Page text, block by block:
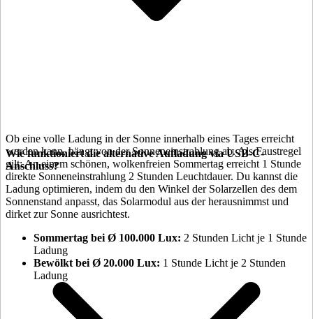
Ob eine volle Ladung in der Sonne innerhalb eines Tages erreicht
werden kann, hängt von der Sonneneinstrahlung ab. Als Faustregel
gilt: An einem schönen, wolkenfreien Sommertag erreicht 1 Stunde
direkte Sonneneinstrahlung 2 Stunden Leuchtdauer. Du kannst die
Ladung optimieren, indem du den Winkel der Solarzellen des dem
Sonnenstand anpasst, das Solarmodul aus derherausnimmst und
dirket zur Sonne ausrichtest.
Sommertag bei Ø 100.000 Lux: 2 Stunden Licht je 1 Stunde
Ladung
Bewölkt bei Ø 20.000 Lux: 1 Stunde Licht je 2 Stunden
Ladung
Wie funktioniert die alternative Aufladung via USB-C-
Anschluss?